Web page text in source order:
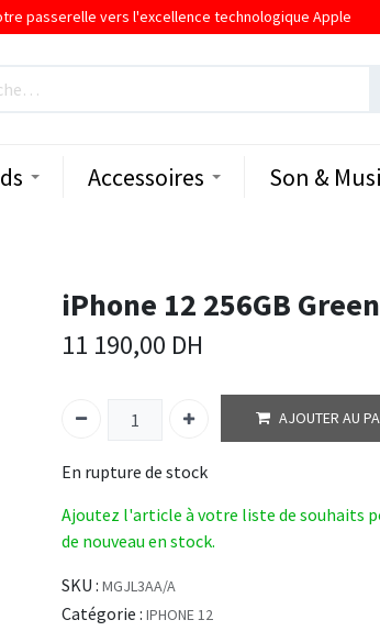
passerelle vers l'excellence technologique Apple
Accessoires Son &
iPhone 12 256GB Green
11 190,00 DH
AJOUTER AU
En rupture de stock
Ajoutez l'article à votre liste de souhaits
de nouveau en stock.
SKU : MGJL3AA/A
Catégorie : IPHONE 12